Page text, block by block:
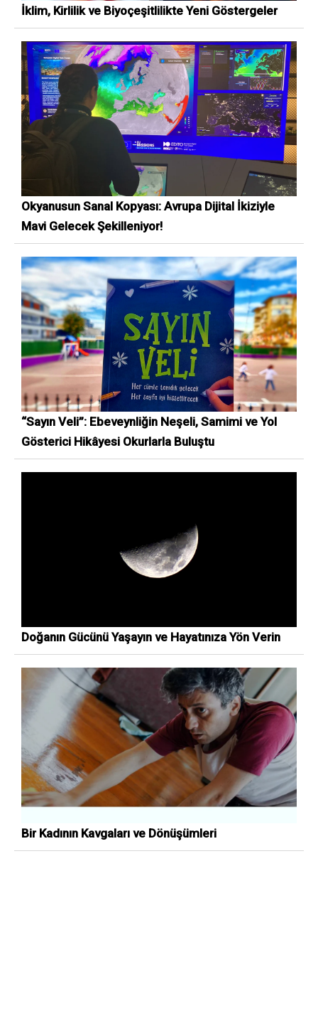
İklim, Kirlilik ve Biyoçeşitlilikte Yeni Göstergeler
Okyanusun Sanal Kopyası: Avrupa Dijital İkiziyle
Mavi Gelecek Şekilleniyor!
“Sayın Veli”: Ebeveynliğin Neşeli, Samimi ve Yol
Gösterici Hikâyesi Okurlarla Buluştu
Doğanın Gücünü Yaşayın ve Hayatınıza Yön Verin
Bir Kadının Kavgaları ve Dönüşümleri